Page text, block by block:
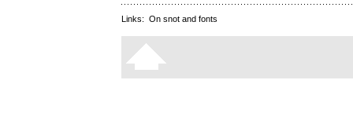
Links: On snot and fonts